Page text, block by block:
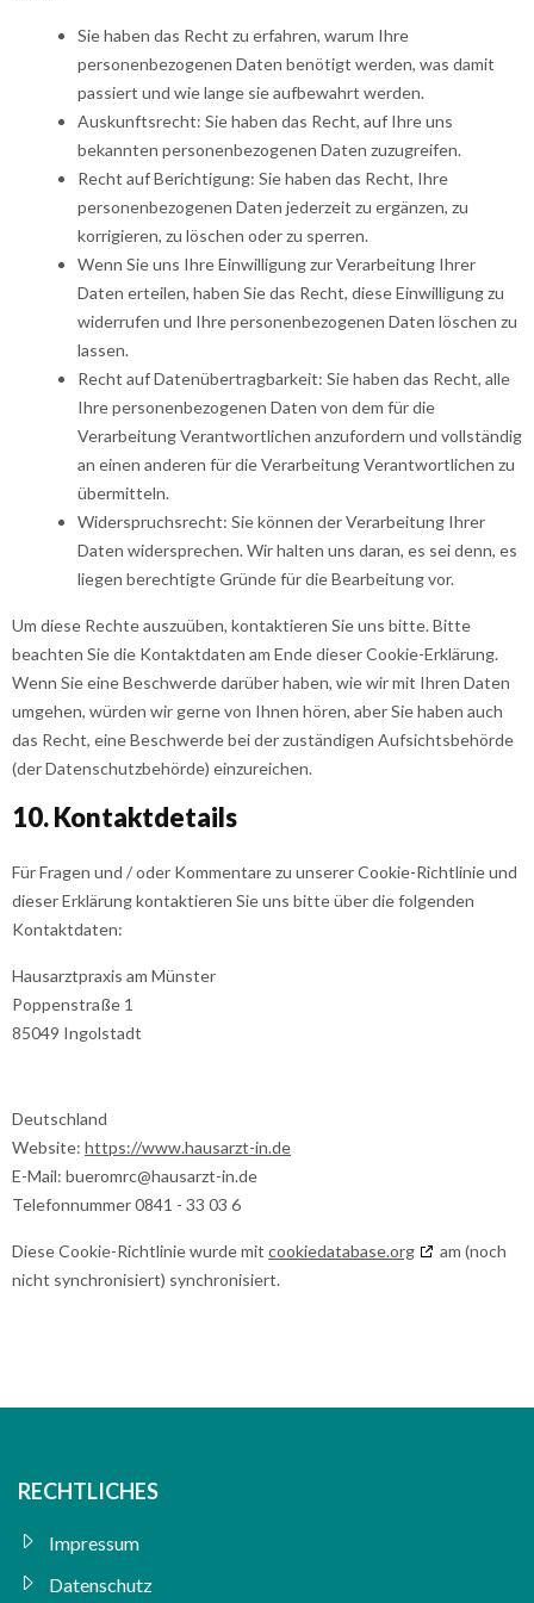
Sie haben das Recht zu erfahren, warum Ihre
personenbezogenen Daten benötigt werden, was damit
passiert und wie lange sie aufbewahrt werden.
Auskunftsrecht: Sie haben das Recht, auf Ihre uns
bekannten personenbezogenen Daten zuzugreifen.
Recht auf Berichtigung: Sie haben das Recht, Ihre
personenbezogenen Daten jederzeit zu ergänzen, zu
korrigieren, zu löschen oder zu sperren.
Wenn Sie uns Ihre Einwilligung zur Verarbeitung Ihrer
Daten erteilen, haben Sie das Recht, diese Einwilligung zu
widerrufen und Ihre personenbezogenen Daten löschen zu
lassen.
Recht auf Datenübertragbarkeit: Sie haben das Recht, alle
Ihre personenbezogenen Daten von dem für die
Verarbeitung Verantwortlichen anzufordern und vollständig
an einen anderen für die Verarbeitung Verantwortlichen zu
übermitteln.
Widerspruchsrecht: Sie können der Verarbeitung Ihrer
Daten widersprechen. Wir halten uns daran, es sei denn, es
liegen berechtigte Gründe für die Bearbeitung vor.
Um diese Rechte auszuüben, kontaktieren Sie uns bitte. Bitte
beachten Sie die Kontaktdaten am Ende dieser Cookie-Erklärung.
Wenn Sie eine Beschwerde darüber haben, wie wir mit Ihren Daten
umgehen, würden wir gerne von Ihnen hören, aber Sie haben auch
das Recht, eine Beschwerde bei der zuständigen Aufsichtsbehörde
(der Datenschutzbehörde) einzureichen.
10. Kontaktdetails
Für Fragen und / oder Kommentare zu unserer Cookie-Richtlinie und
dieser Erklärung kontaktieren Sie uns bitte über die folgenden
Kontaktdaten:
Hausarztpraxis am Münster
Poppenstraße 1
85049 Ingolstadt
Deutschland
Website: https://www.hausarzt-in.de
E-Mail: bueromrc@hausarzt-in.de
Telefonnummer 0841 - 33 03 6
Diese Cookie-Richtlinie wurde mit cookiedatabase.org
am (noch
nicht synchronisiert) synchronisiert.
RECHTLICHES
Impressum
Datenschutz